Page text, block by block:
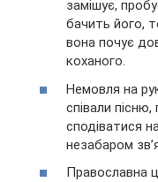
замішує,
бачить його,
вона почує
коханого.
Немовля на
співали
сподіватися
незабаром
Православна